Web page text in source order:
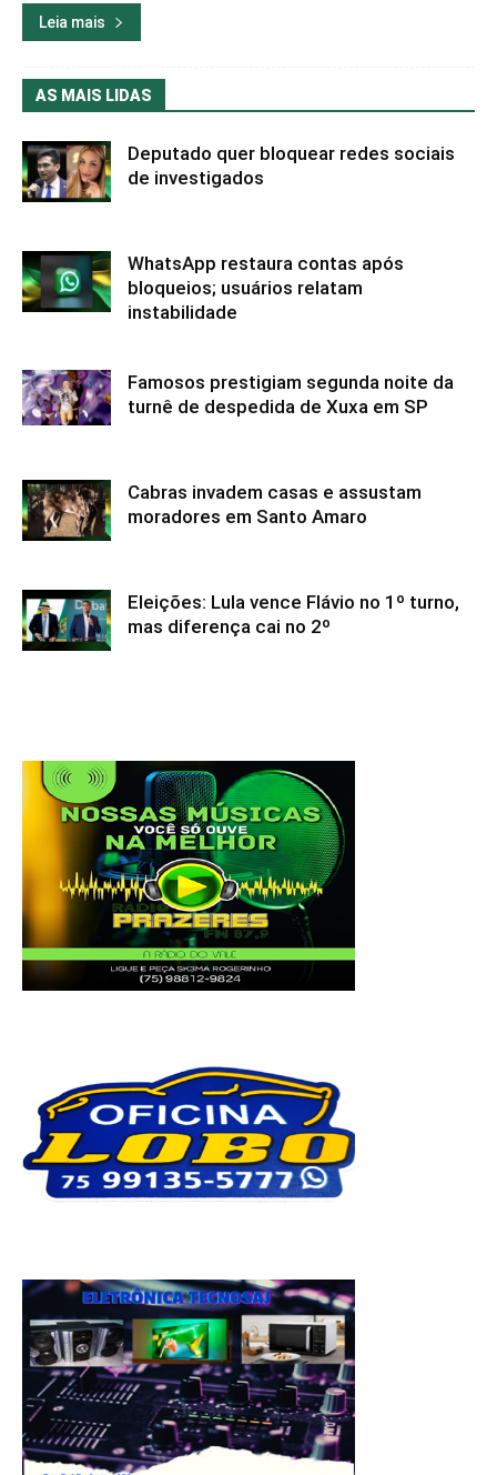
Leia mais
AS MAIS LIDAS
Deputado quer bloquear redes sociais
de investigados
WhatsApp restaura contas após
bloqueios; usuários relatam
instabilidade
Famosos prestigiam segunda noite da
turnê de despedida de Xuxa em SP
Cabras invadem casas e assustam
moradores em Santo Amaro
Eleições: Lula vence Flávio no 1º turno,
mas diferença cai no 2º